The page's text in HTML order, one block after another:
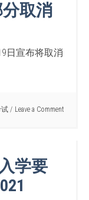
分取消
日宣布将取消
Leave a Comment
学要